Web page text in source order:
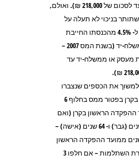
ממשלח-יד עד לסכום של 218,000 ₪). ואולם,
בניכוי לא תעלה על
סכום השווה ל- 4.5% מהכנסתו החייבת
מעסק או ממשלח-יד (בשנת המס 2007 –
מעסק או ממשלח-יד עד
את הכספים שנצברו
לזכותו (קרן) בקרן בפטור ממס בחלוף 6
ההפקדה הראשון בקרן (ואם
מלאו לו 67 שנים (גבר) ו- 64 שנים (אישה) –
חלפו 3 שנים ממועד ההפקדה הראשון
בקרן), ולמטרת השתלמות – אם חלפו 3